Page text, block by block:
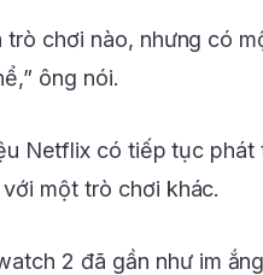
trò chơi nào, nhưng có
ông nói.
Netflix có tiếp tục
một trò chơi khác.
2 đã gần như im